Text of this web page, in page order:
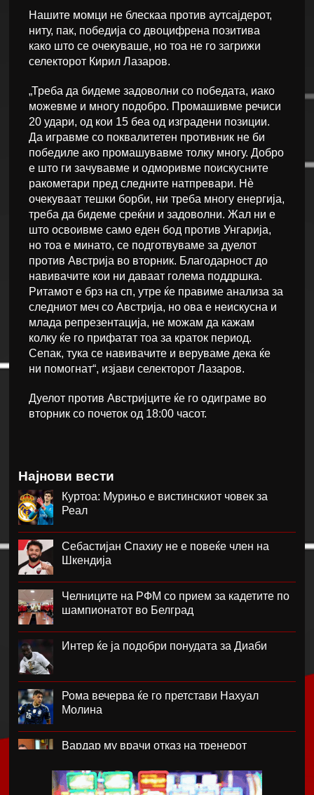
Нашите момци не блескаа против аутсајдерот,
ниту, пак, победија со двоцифрена позитива
како што се очекуваше, но тоа не го загрижи
селекторот Кирил Лазаров.
„Треба да бидеме задоволни со победата, иако
можевме и многу подобро. Промашивме речиси
20 удари, од кои 15 беа од изградени позиции.
Да игравме со поквалитетен противник не би
победиле ако промашувавме толку многу. Добро
е што ги зачувавме и одморивме поискусните
ракометари пред следните натпревари. Нè
очекуваат тешки борби, ни треба многу енергија,
треба да бидеме среќни и задоволни. Жал ни е
што освоивме само еден бод против Унгарија,
но тоа е минато, се подготвуваме за дуелот
против Австрија во вторник. Благодарност до
навивачите кои ни даваат голема поддршка.
Ритамот е брз на сп, утре ќе правиме анализа за
следниот меч со Австрија, но ова е неискусна и
млада репрезентација, не можам да кажам
колку ќе го прифатат тоа за краток период.
Сепак, тука се навивачите и веруваме дека ќе
ни помогнат“, изјави селекторот Лазаров.
Дуелот против Австријците ќе го одиграме во
вторник со почеток од 18:00 часот.
Најнови вести
Куртоа: Мурињо е вистинскиот човек за
Реал
Себастијан Спахиу не е повеќе член на
Шкендија
Челниците на РФМ со прием за кадетите по
шампионатот во Белград
Интер ќе ја подобри понудата за Диаби
Рома вечерва ќе го претстави Нахуал
Молина
Вардар му врачи отказ на тренерот